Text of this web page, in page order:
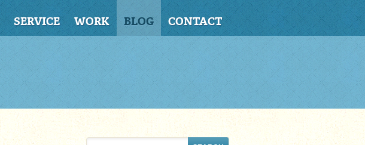
SERVICE WORK BLOG CONTACT